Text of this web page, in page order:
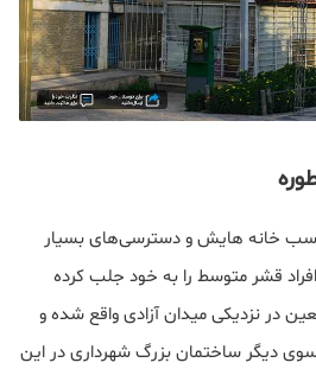
خانه هایش و دسترسی‌های بسیار
قشر متوسط را به خود جلب کرده
در نزدیکی میدان آزادی واقع شده و
دیگر ساختمان بزرگ شهرداری در این